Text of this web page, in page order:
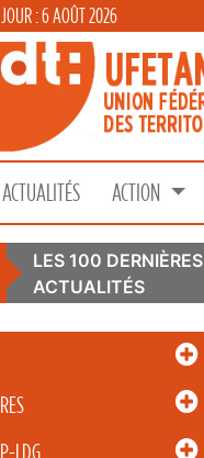
JOUR : 6 AOÛT 2026
ACTION
LES 100 DERNIÈRES
ACTUALITÉS
LDG